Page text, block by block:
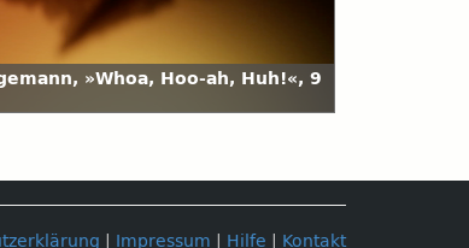
»Whoa, Hoo-ah, Huh!«, 9
Impressum Hilfe Kontakt